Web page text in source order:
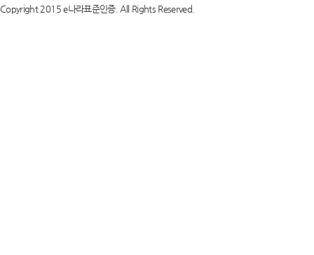
Copyright 2015 e나라표준인증. All Rights Reserved.